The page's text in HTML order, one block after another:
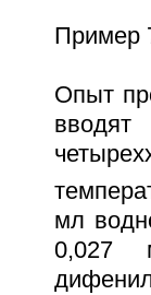
Пример
Опыт
вводят
мл
0,027